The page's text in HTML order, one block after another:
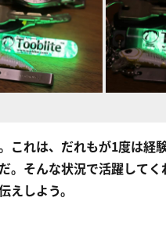
これは、だれもが1度は経
。そんな状況で活躍してく
しよう。